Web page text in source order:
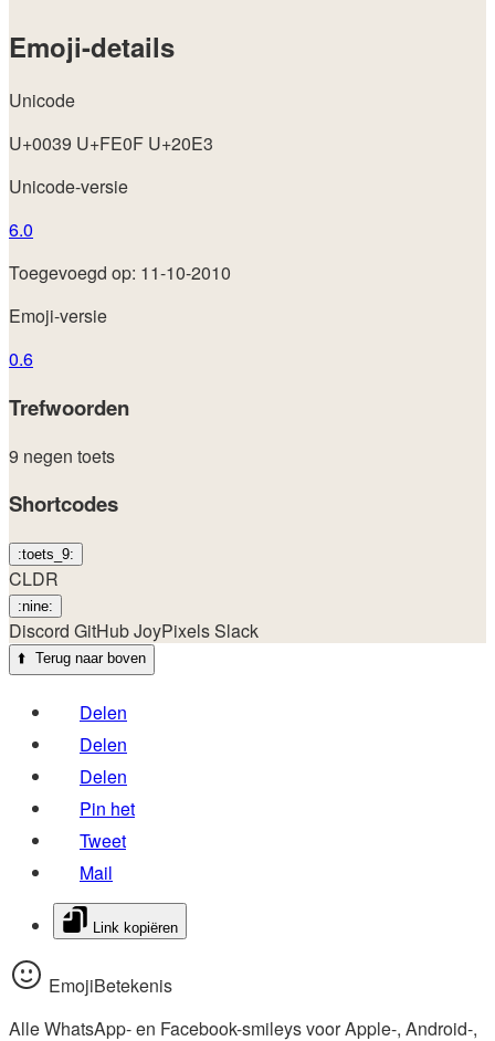
Emoji-details
Unicode
U+0039 U+FE0F U+20E3
Unicode-versie
6.0
Toegevoegd op: 11-10-2010
Emoji-versie
0.6
Trefwoorden
9 negen toets
Shortcodes
:toets_9:
CLDR
:nine:
Discord GitHubJoyPixelsSlack
⬆️ Terug naar boven
Delen
Delen
Delen
Pin het
Tweet
Mail
Link kopiëren
EmojiBetekenis
Alle WhatsApp- en Facebook-smileys voor Apple-, Android-,